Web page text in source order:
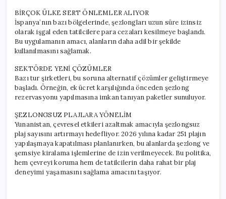
BİRÇOK ÜLKE SERT ÖNLEMLER ALIYOR
İspanya’nın bazı bölgelerinde, şezlongları uzun süre izinsiz
olarak işgal eden tatilcilere para cezaları kesilmeye başlandı.
Bu uygulamanın amacı, alanların daha adil bir şekilde
kullanılmasını sağlamak.
SEKTÖRDE YENİ ÇÖZÜMLER
Bazı tur şirketleri, bu soruna alternatif çözümler geliştirmeye
başladı. Örneğin, ek ücret karşılığında önceden şezlong
rezervasyonu yapılmasına imkan tanıyan paketler sunuluyor.
ŞEZLONGSUZ PLAJLARA YÖNELİM
Yunanistan, çevresel etkileri azaltmak amacıyla şezlongsuz
plaj sayısını artırmayı hedefliyor. 2026 yılına kadar 251 plajın
yapılaşmaya kapatılması planlanırken, bu alanlarda şezlong ve
şemsiye kiralama işlemlerine de izin verilmeyecek. Bu politika,
hem çevreyi koruma hem de tatilcilerin daha rahat bir plaj
deneyimi yaşamasını sağlama amacını taşıyor.